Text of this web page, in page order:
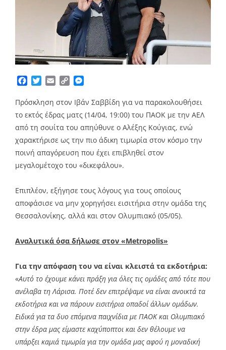
Facebook
TwitterEmailCopy
Πρόσκληση στον Ιβάν Σαββίδη για να παρακολουθήσει
το εκτός έδρας ματς (14/04, 19:00) του ΠΑΟΚ με την ΑΕΛ
από τη σουίτα του απηύθυνε ο Αλέξης Κούγιας, ενώ
χαρακτήρισε ως την πιο άδικη τιμωρία στον κόσμο την
ποινή απαγόρευση που έχει επιβληθεί στον
μεγαλομέτοχο του «δικεφάλου».
Επιπλέον, εξήγησε τους λόγους για τους οποίους
αποφάσισε να μην χορηγήσει εισιτήρια στην ομάδα της
Θεσσαλονίκης, αλλά και στον Ολυμπιακό (05/05).
Αναλυτικά όσα δήλωσε στον «Metropolis»
Για την απόφαση του να είναι κλειστά τα εκδοτήρια:
«Αυτό το έχουμε κάνει πράξη για όλες τις ομάδες από τότε που
ανέλαβα τη Λάρισα. Ποτέ δεν επιτρέψαμε να είναι ανοικτά τα
εκδοτήρια και να πάρουν εισιτήρια οπαδοί άλλων ομάδων.
Ειδικά για τα δυο επόμενα παιχνίδια με ΠΑΟΚ και Ολυμπιακό
στην έδρα μας είμαστε καχύποπτοι και δεν θέλουμε να
υπάρξει καμιά τιμωρία για την ομάδα μας αφού η μοναδική